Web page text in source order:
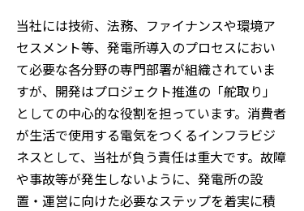
当社には技術、法務、ファイナンスや環境ア
セスメント等、発電所導入のプロセスにおい
て必要な各分野の専門部署が組織されていま
すが、開発はプロジェクト推進の「舵取り」
としての中心的な役割を担っています。消費者
が生活で使用する電気をつくるインフラビジ
ネスとして、当社が負う責任は重大です。故障
や事故等が発生しないように、発電所の設
置・運営に向けた必要なステップを着実に積